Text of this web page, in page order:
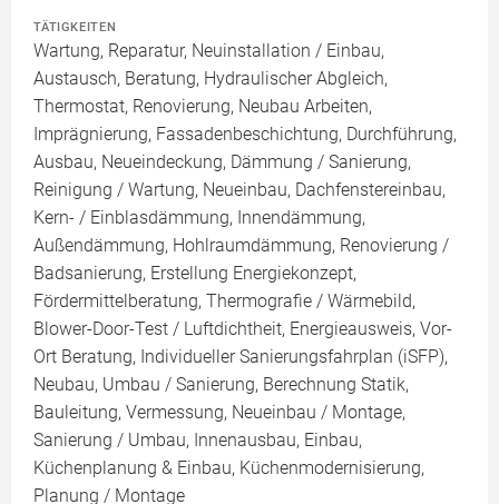
TÄTIGKEITEN
Wartung, Reparatur, Neuinstallation / Einbau,
Austausch, Beratung, Hydraulischer Abgleich,
Thermostat, Renovierung, Neubau Arbeiten,
Imprägnierung, Fassadenbeschichtung, Durchführung,
Ausbau, Neueindeckung, Dämmung / Sanierung,
Reinigung / Wartung, Neueinbau, Dachfenstereinbau,
Kern- / Einblasdämmung, Innendämmung,
Außendämmung, Hohlraumdämmung, Renovierung /
Badsanierung, Erstellung Energiekonzept,
Fördermittelberatung, Thermografie / Wärmebild,
Blower-Door-Test / Luftdichtheit, Energieausweis, Vor-
Ort Beratung, Individueller Sanierungsfahrplan (iSFP),
Neubau, Umbau / Sanierung, Berechnung Statik,
Bauleitung, Vermessung, Neueinbau / Montage,
Sanierung / Umbau, Innenausbau, Einbau,
Küchenplanung & Einbau, Küchenmodernisierung,
Planung / Montage